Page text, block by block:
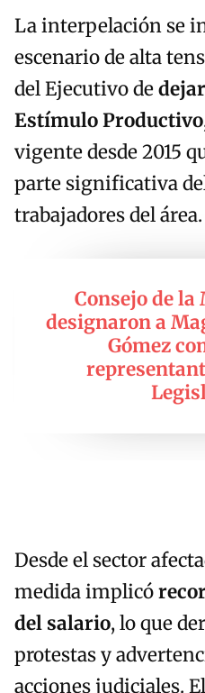
La interpelación se
escenario de alta
del Ejecutivo de
Estímulo Productivo
vigente desde 2015
parte significativa
trabajadores del área.
Consejo de
designaron a
Gómez
Desde el sector
medida implicó
del salario, lo que
protestas y
acciones judiciales.